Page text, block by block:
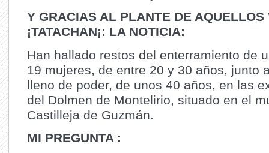
Y GRACIAS AL PLANTE DE
¡TATACHAN¡: LA NOTICIA:
Han hallado restos del enterramiento de
19 mujeres, de entre 20 y 30 años, junto
lleno de poder, de unos 40 años, en las
del Dolmen de Montelirio, situado en el
Castilleja de Guzmán.
MI PREGUNTA :